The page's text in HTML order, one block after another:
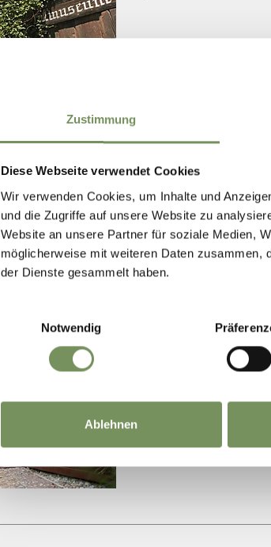
Zustimmung
Diese Webseite verwendet Cookies
Wir verwenden Cookies, um Inhalte und
und die Zugriffe auf unsere Website zu
Website an unsere Partner für soziale Medien,
möglicherweise mit weiteren Daten zusammen,
der Dienste gesammelt haben.
Notwendig
Ablehnen
info@lahnersaege.com
www.nationalpark-
LEES MEER
+39 0473 795387